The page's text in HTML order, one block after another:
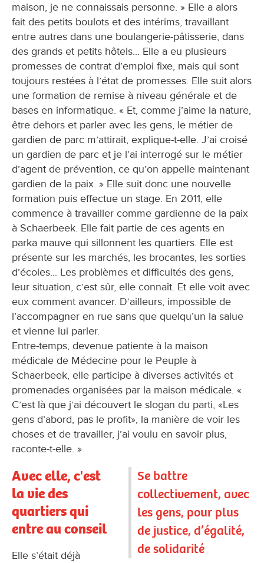
maison, je ne connaissais personne. » Elle a alors
fait des petits boulots et des intérims, travaillant
entre autres dans une boulangerie-pâtisserie, dans
des grands et petits hôtels... Elle a eu plusieurs
promesses de contrat d’emploi fixe, mais qui sont
toujours restées à l’état de promesses. Elle suit alors
une formation de remise à niveau générale et de
bases en informatique. « Et, comme j’aime la nature,
être dehors et parler avec les gens, le métier de
gardien de parc m’attirait, explique-t-elle. J’ai croisé
un gardien de parc et je l’ai interrogé sur le métier
d’agent de prévention, ce qu’on appelle maintenant
gardien de la paix. » Elle suit donc une nouvelle
formation puis effectue un stage. En 2011, elle
commence à travailler comme gardienne de la paix
à Schaerbeek. Elle fait partie de ces agents en
parka mauve qui sillonnent les quartiers. Elle est
présente sur les marchés, les brocantes, les sorties
d’écoles... Les problèmes et difficultés des gens,
leur situation, c’est sûr, elle connaît. Et elle voit avec
eux comment avancer. D’ailleurs, impossible de
l’accompagner en rue sans que quelqu’un la salue
et vienne lui parler.
Entre-temps, devenue patiente à la maison
médicale de Médecine pour le Peuple à
Schaerbeek, elle participe à diverses activités et
promenades organisées par la maison médicale. «
C’est là que j’ai découvert le slogan du parti, «Les
gens d’abord, pas le profit», la manière de voir les
choses et de travailler, j’ai voulu en savoir plus,
raconte-t-elle. »
Se battre
collectivement, avec
les gens, pour plus
de justice, d’égalité,
de solidarité
Avec elle, c'est
la vie des
quartiers qui
entre au conseil
Elle s’était déjà